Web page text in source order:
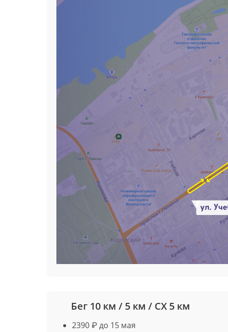
Бег 10 км / 5 км / СХ 5 км
2390 ₽ до 15 мая